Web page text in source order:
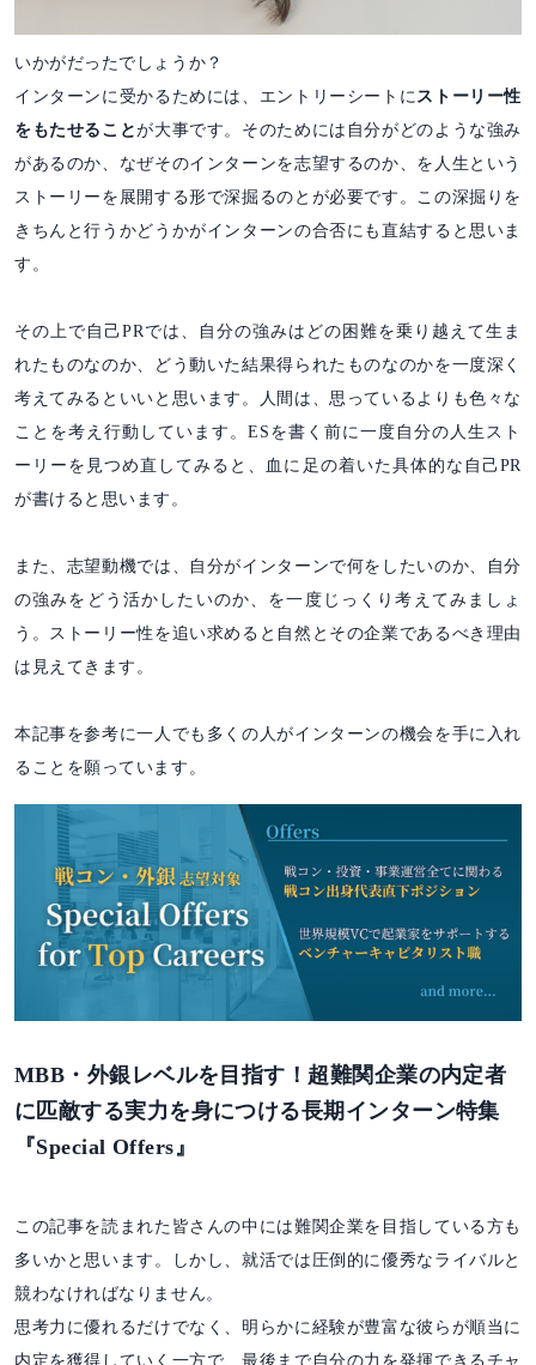
いかがだったでしょうか？
インターンに受かるためには、エントリーシートに ストーリー性
をもたせることが大事です。そのためには自分がどのような強み
があるのか、なぜそのインターンを志望するのか、を人生という
ストーリーを展開する形で深掘るのとが必要です。この深掘りを
きちんと行うかどうかがインターンの合否にも直結すると思いま
す。
その上で自己PRでは、自分の強みはどの困難を乗り越えて生ま
れたものなのか、どう動いた結果得られたものなのかを一度深く
考えてみるといいと思います。人間は、思っているよりも色々な
ことを考え行動しています。ESを書く前に一度自分の人生スト
ーリーを見つめ直してみると、血に足の着いた具体的な自己PR
が書けると思います。
また、志望動機では、自分がインターンで何をしたいのか、自分
の強みをどう活かしたいのか、を一度じっくり考えてみましょ
う。ストーリー性を追い求めると自然とその企業であるべき理由
は見えてきます。
本記事を参考に一人でも多くの人がインターンの機会を手に入れ
ることを願っています。
MBB・外銀レベルを目指す！超難関企業の内定者
に匹敵する実力を身につける長期インターン特集
『Special Offers』
この記事を読まれた皆さんの中には難関企業を目指している方も
多いかと思います。しかし、就活では圧倒的に優秀なライバルと
競わなければなりません。
思考力に優れるだけでなく、明らかに経験が豊富な彼らが順当に
内定を獲得していく一方で、最後まで自分の力を発揮できるチャ